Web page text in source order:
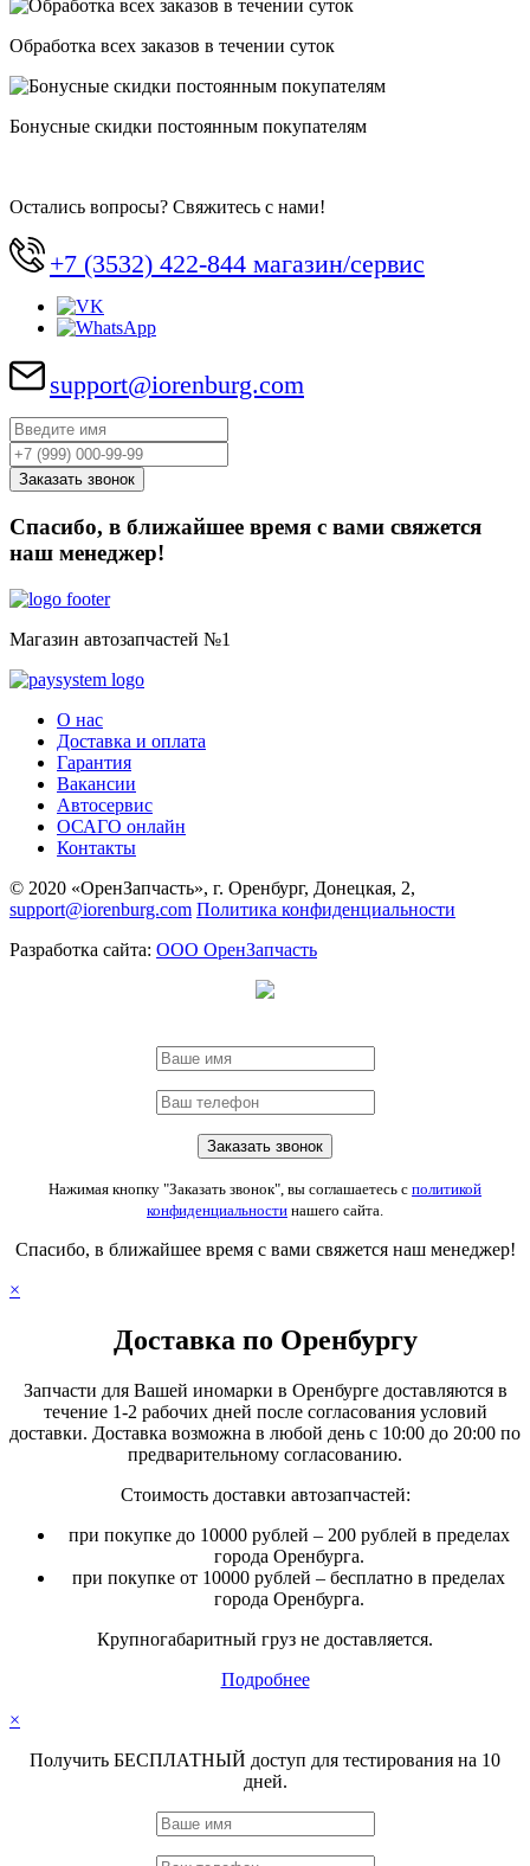
Обработка всех заказов в течении суток
Бонусные скидки постоянным покупателям
Остались вопросы? Свяжитесь с нами!
+7 (3532) 422-844 магазин/сервис
support@iorenburg.com
Спасибо, в ближайшее время с вами свяжется
наш менеджер!
Магазин автозапчастей №1
О нас
Доставка и оплата
Гарантия
Вакансии
Автосервис
ОСАГО онлайн
Контакты
© 2020 «ОренЗапчасть», г. Оренбург, Донецкая, 2,
support@iorenburg.com Политика конфиденциальности
Разработка сайта: ООО ОренЗапчасть
Нажимая кнопку "Заказать звонок", вы соглашаетесь с политикой
конфиденциальности нашего сайта.
Спасибо, в ближайшее время с вами свяжется наш менеджер!
×
Доставка по Оренбургу
Запчасти для Вашей иномарки в Оренбурге доставляются в
течение 1-2 рабочих дней после согласования условий
доставки. Доставка возможна в любой день с 10:00 до 20:00 по
предварительному согласованию.
Стоимость доставки автозапчастей:
при покупке до 10000 рублей – 200 рублей в пределах
города Оренбурга.
при покупке от 10000 рублей – бесплатно в пределах
города Оренбурга.
Крупногабаритный груз не доставляется.
Подробнее
×
Получить БЕСПЛАТНЫЙ доступ для тестирования на 10
дней.